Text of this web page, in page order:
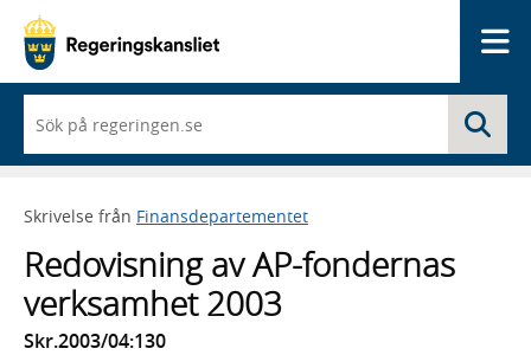
du
börjar
skriva
framträder
lista
med
sökförslag
Skrivelse från Finansdepartementet
Redovisning av AP-fondernas
verksamhet 2003
Skr.2003/04:130